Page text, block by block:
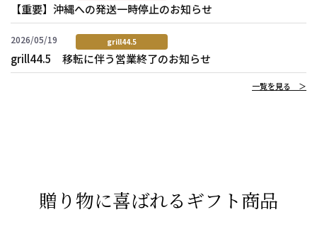
【重要】沖縄への発送一時停止のお知らせ
2026/05/19 grill44.5
grill44.5 移転に伴う営業終了のお知らせ
一覧を見る ＞
贈り物に喜ばれるギフト商品